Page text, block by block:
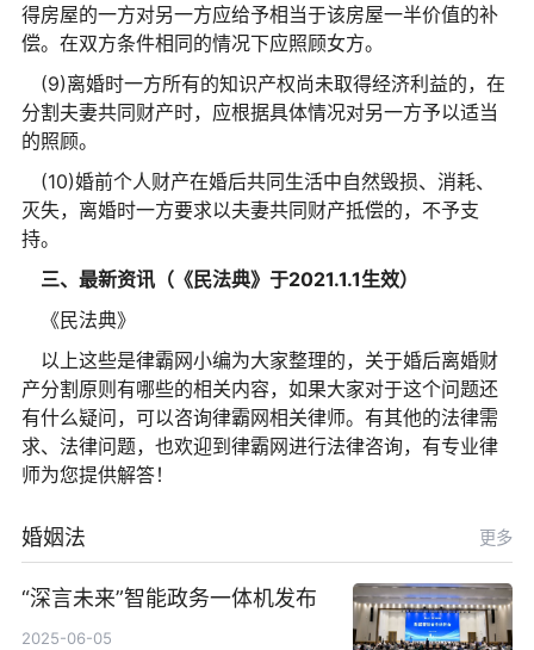
得房屋的一方对另一方应给予相当于该房屋一半价值的补
偿。在双方条件相同的情况下应照顾女方。
(9)离婚时一方所有的知识产权尚未取得经济利益的，在
分割夫妻共同财产时，应根据具体情况对另一方予以适当
的照顾。
(10)婚前个人财产在婚后共同生活中自然毁损、消耗、
灭失，离婚时一方要求以夫妻共同财产抵偿的，不予支
持。
三、最新资讯（《民法典》于2021.1.1生效）
《民法典》
以上这些是律霸网小编为大家整理的，关于婚后离婚财
产分割原则有哪些的相关内容，如果大家对于这个问题还
有什么疑问，可以咨询律霸网相关律师。有其他的法律需
求、法律问题，也欢迎到律霸网进行法律咨询，有专业律
师为您提供解答！
婚姻法 更多
“深言未来”智能政务一体机发布
2025-06-05